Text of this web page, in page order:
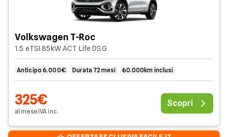
Volkswagen T-Roc
1.5 eTSI 85kW ACT Life DSG
Anticipo 6.000€ Durata 72 mesi 60.000km inclusi
325€
al meseIVAinc.
Scopri